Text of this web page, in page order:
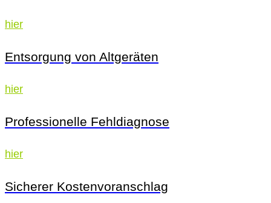
hier
Entsorgung von Altgeräten
hier
Professionelle Fehldiagnose
hier
Sicherer Kostenvoranschlag